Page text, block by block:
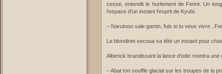
cesse, entendit le hurlement de Fenrir. Un
l'espace d'un instant l'esprit de Kyubi.
– Narutooo sale gamin, fuis si tu veux
Le blondinet secoua sa tête un instant pour
Alberick brandissant la lance d'odin montra
– Abat ton souffle glacial sur les troupes de la